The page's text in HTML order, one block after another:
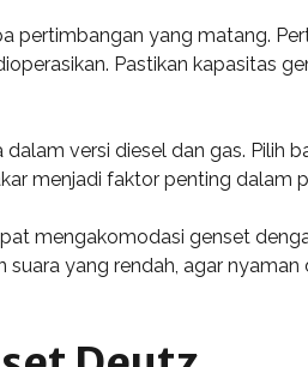
pertimbangan yang matang.
Pastikan kapasitas
versi diesel dan gas. Pilih
menjadi faktor penting dalam
mengakomodasi genset
yang rendah, agar